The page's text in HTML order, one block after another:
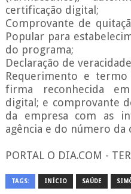
certificação digital;
Comprovante de
Popular para
do programa;
Declaração de
Requerimento e termo
firma reconhecida
digital; e comprovante
da empresa com as
agência e do número da
PORTAL O DIA.COM -
TAGS: INÍCIO SAÚDE